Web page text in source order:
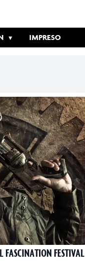
IMPRESO
FASCINATION FESTIVAL